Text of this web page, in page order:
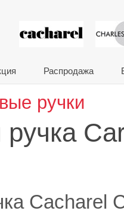
Распродажа
ручки
Cacharel